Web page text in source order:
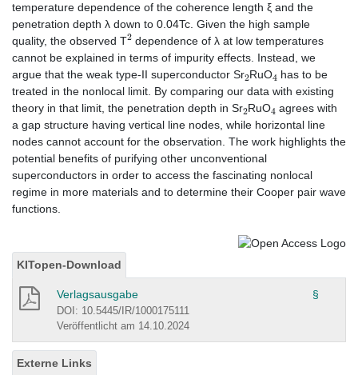
temperature dependence of the coherence length ξ and the
penetration depth λ down to 0.04Tc. Given the high sample
quality, the observed T2dependence of λ at low temperatures
cannot be explained in terms of impurity effects. Instead, we
argue that the weak type-II superconductor Sr2RuO4has to be
treated in the nonlocal limit. By comparing our data with existing
theory in that limit, the penetration depth in Sr 2RuO4agrees with
a gap structure having vertical line nodes, while horizontal line
nodes cannot account for the observation. The work highlights the
potential benefits of purifying other unconventional
superconductors in order to access the fascinating nonlocal
regime in more materials and to determine their Cooper pair wave
functions.
KITopen-Download
Verlagsausgabe §
DOI: 10.5445/IR/1000175111
Veröffentlicht am 14.10.2024
Externe Links